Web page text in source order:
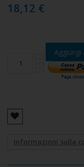
18,12 €
Aggiungi
Informazioni sulla